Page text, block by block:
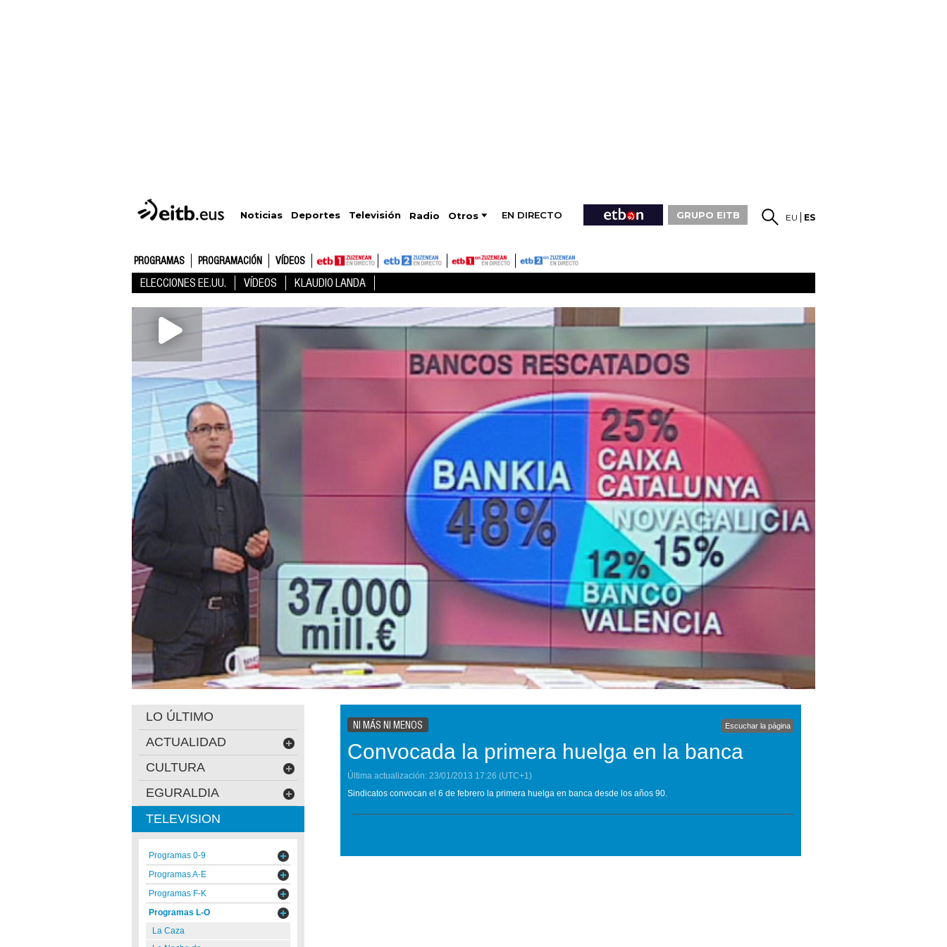
Noticias Deportes Televisión Radio Otros EN DIRECTO GRUPO EITB EU ES
PROGRAMAS PROGRAMACIÓN VÍDEOS
ELECCIONES EE.UU. VÍDEOS KLAUDIO LANDA
NI MÁS NI MENOS Escuchar la página
Convocada la primera huelga en la banca
Última actualización: 23/01/2013 17:26 (UTC+1)
Sindicatos convocan el 6 de febrero la primera huelga en banca desde los años 90.
LO ÚLTIMO
ACTUALIDAD
CULTURA
EGURALDIA
TELEVISION
Programas 0-9
Programas A-E
Programas F-K
Programas L-O
La Caza